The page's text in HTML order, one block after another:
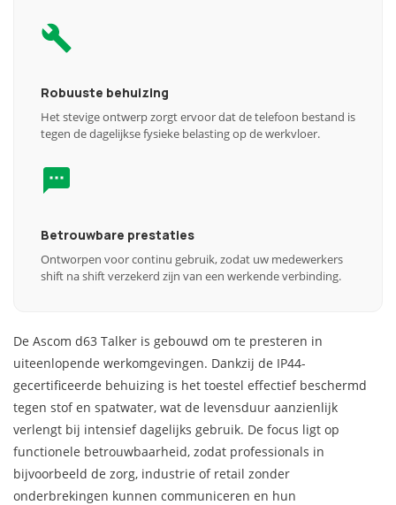
Robuuste behuizing
Het stevige ontwerp zorgt ervoor dat de telefoon bestand is
tegen de dagelijkse fysieke belasting op de werkvloer.
Betrouwbare prestaties
Ontworpen voor continu gebruik, zodat uw medewerkers
shift na shift verzekerd zijn van een werkende verbinding.
De Ascom d63 Talker is gebouwd om te presteren in
uiteenlopende werkomgevingen. Dankzij de IP44-
gecertificeerde behuizing is het toestel effectief beschermd
tegen stof en spatwater, wat de levensduur aanzienlijk
verlengt bij intensief dagelijks gebruik. De focus ligt op
functionele betrouwbaarheid, zodat professionals in
bijvoorbeeld de zorg, industrie of retail zonder
onderbrekingen kunnen communiceren en hun